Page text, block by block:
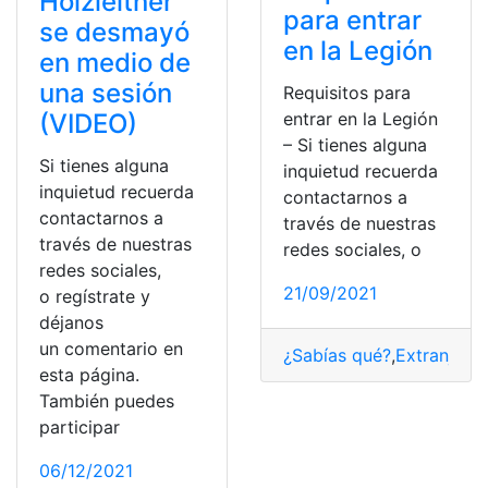
se desmayó
en medio de
una sesión
(VIDEO)
Si tienes alguna
inquietud recuerda
contactarnos a
través de nuestras
redes sociales,
o regístrate y
déjanos
un comentario en
esta página.
También puedes
participar
06/12/2021
para entrar
en la Legión
Requisitos para
entrar en la Legión
– Si tienes alguna
inquietud recuerda
contactarnos a
través de nuestras
redes sociales, o
21/09/2021
¿Sabías qué?,Extranjeros